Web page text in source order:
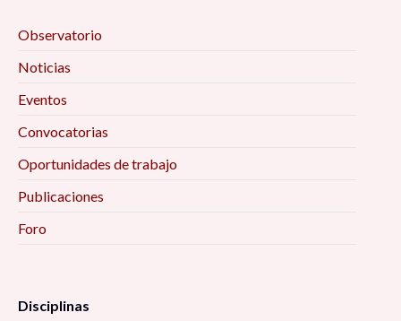
Observatorio
Noticias
Eventos
Convocatorias
Oportunidades de trabajo
Publicaciones
Foro
Disciplinas